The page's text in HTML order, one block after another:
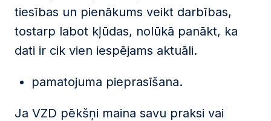
tiesības un pienākums veikt darbības,
tostarp labot kļūdas, nolūkā panākt, ka
dati ir cik vien iespējams aktuāli.
pamatojuma pieprasīšana.
Ja VZD pēkšņi maina savu praksi vai